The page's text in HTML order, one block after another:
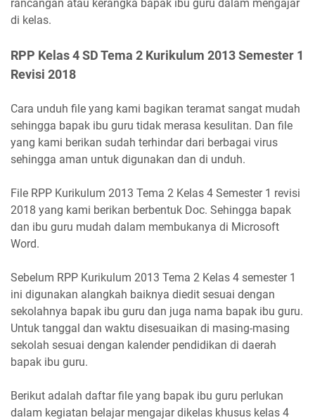
rancangan atau kerangka bapak ibu guru dalam mengajar
di kelas.
RPP Kelas 4 SD Tema 2 Kurikulum 2013 Semester 1
Revisi 2018
Cara unduh file yang kami bagikan teramat sangat mudah
sehingga bapak ibu guru tidak merasa kesulitan. Dan file
yang kami berikan sudah terhindar dari berbagai virus
sehingga aman untuk digunakan dan di unduh.
File RPP Kurikulum 2013 Tema 2 Kelas 4 Semester 1 revisi
2018 yang kami berikan berbentuk Doc. Sehingga bapak
dan ibu guru mudah dalam membukanya di Microsoft
Word.
Sebelum RPP Kurikulum 2013 Tema 2 Kelas 4 semester 1
ini digunakan alangkah baiknya diedit sesuai dengan
sekolahnya bapak ibu guru dan juga nama bapak ibu guru.
Untuk tanggal dan waktu disesuaikan di masing-masing
sekolah sesuai dengan kalender pendidikan di daerah
bapak ibu guru.
Berikut adalah daftar file yang bapak ibu guru perlukan
dalam kegiatan belajar mengajar dikelas khusus kelas 4